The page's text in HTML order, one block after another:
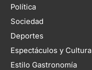
Política
Sociedad
Deportes
Espectáculos y Cultura
Estilo Gastronomía